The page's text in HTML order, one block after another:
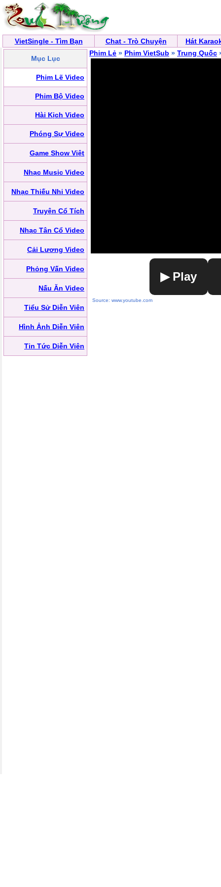
VietSingle - Tìm Bạn Chat - Trò Chuyện Hát
Mục Lục
Phim Lẽ Video
Phim Bộ Video
Hài Kịch Video
Phóng Sự Video
Game Show Việt
Nhạc Music Video
Nhạc Thiếu Nhi Video
Truyện Cổ Tích
Nhạc Tân Cổ Video
Cải Lương Video
Phỏng Vấn Video
Nấu Ăn Video
Tiểu Sử Diễn Viên
Hình Ảnh Diễn Viên
Tin Tức Diễn Viên
Phim Lẻ » Phim VietSub » Trung Quốc
▶ Play
Source: www.youtube.com